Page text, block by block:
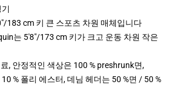
183 cm 키 큰 스포츠 차원 매체입니다
는 5'8"/173 cm 키가 크고 운동 차원 작은
, 안정적인 색상은 100 % preshrunk면,
% 폴리 에스터, 데님 헤더는 50 %면 / 50 %